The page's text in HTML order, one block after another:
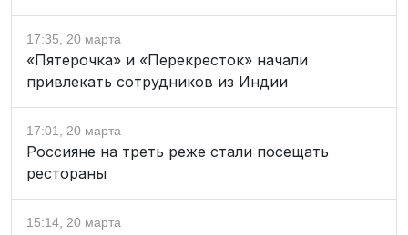
17:35, 20 марта
«Пятерочка» и «Перекресток» начали
привлекать сотрудников из Индии
17:01, 20 марта
Россияне на треть реже стали посещать
рестораны
15:14, 20 марта